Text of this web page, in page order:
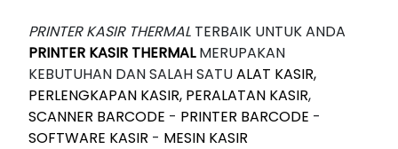
PRINTER KASIR THERMAL TERBAIK UNTUK ANDA
PRINTER KASIR THERMALMERUPAKAN
KEBUTUHAN DAN SALAH SATUALAT KASIR,
PERLENGKAPAN KASIR, PERALATAN KASIR,
SCANNER BARCODE - PRINTER BARCODE -
SOFTWARE KASIR - MESIN KASIR